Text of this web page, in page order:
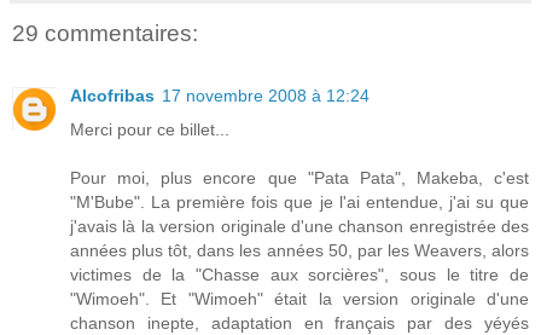
29 commentaires:
Alcofribas 17 novembre 2008 à 12:24
Merci pour ce billet...
Pour moi, plus encore que "Pata Pata", Makeba, c'est
"M'Bube". La première fois que je l'ai entendue, j'ai su que
j'avais là la version originale d'une chanson enregistrée des
années plus tôt, dans les années 50, par les Weavers, alors
victimes de la "Chasse aux sorcières", sous le titre de
"Wimoeh". Et "Wimoeh" était la version originale d'une
chanson inepte, adaptation en français par des yéyés